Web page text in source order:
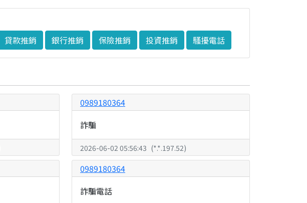
貸款推銷 銀行推銷 保險推銷 投資推銷 騷擾電話
0989180364
詐騙
2026-06-02 05:56:43 (*.*.197.52)
0989180364
詐騙電話